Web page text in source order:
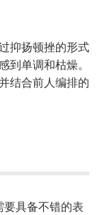
抑扬顿挫的形式
到单调和枯燥。
结合前人编排的
具备不错的表